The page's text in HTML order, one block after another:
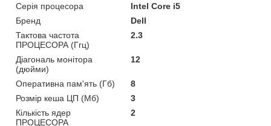
Серія процесора
Intel Core i5
Бренд
Dell
Тактова частота
ПРОЦЕСОРА (Ггц)
2.3
Діагональ монітора
(дюйми)
12
Оперативна пам'ять (Гб)
8
Розмір кеша ЦП (Мб)
3
Кількість ядер
ПРОЦЕСОРА
2